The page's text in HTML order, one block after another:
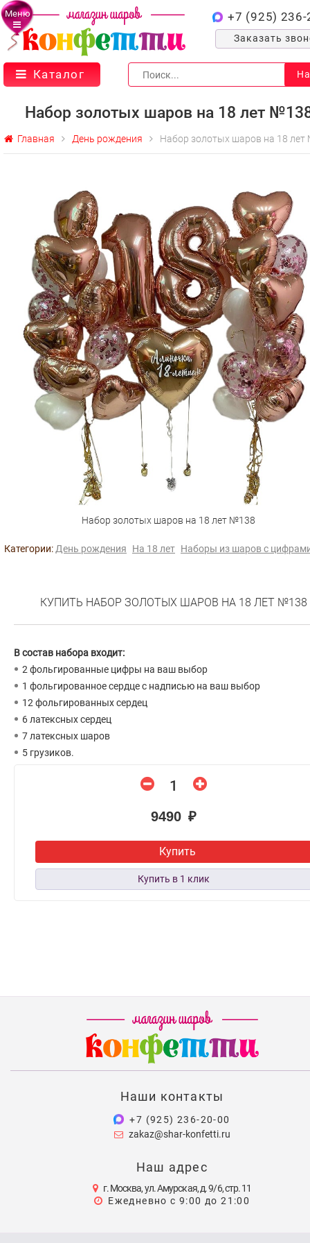
Меню +7 (925) 236-
Заказать
Каталог
Набор золотых шаров на 18 лет
Главная День рождения Набор золотых шаров на 18
Набор золотых шаров на 18 лет №138
Категории:День рождения На 18 лет Наборы из шаров с
КУПИТЬ НАБОР ЗОЛОТЫХ ШАРОВ НА 18 ЛЕТ №138
В состав набора входит:
2 фольгированные цифры на ваш выбор
1 фольгированное сердце с надписью на ваш выбор
12 фольгированных сердец
6 латексных сердец
7 латексных шаров
5 грузиков.
9490 ₽
Купить
Наши контакты
+7 (925) 236-20-00
zakaz@shar-konfetti.ru
Наш адрес
г. Москва, ул. Амурская, д. 9/6, стр. 11
Ежедневно с 9:00 до 21:00